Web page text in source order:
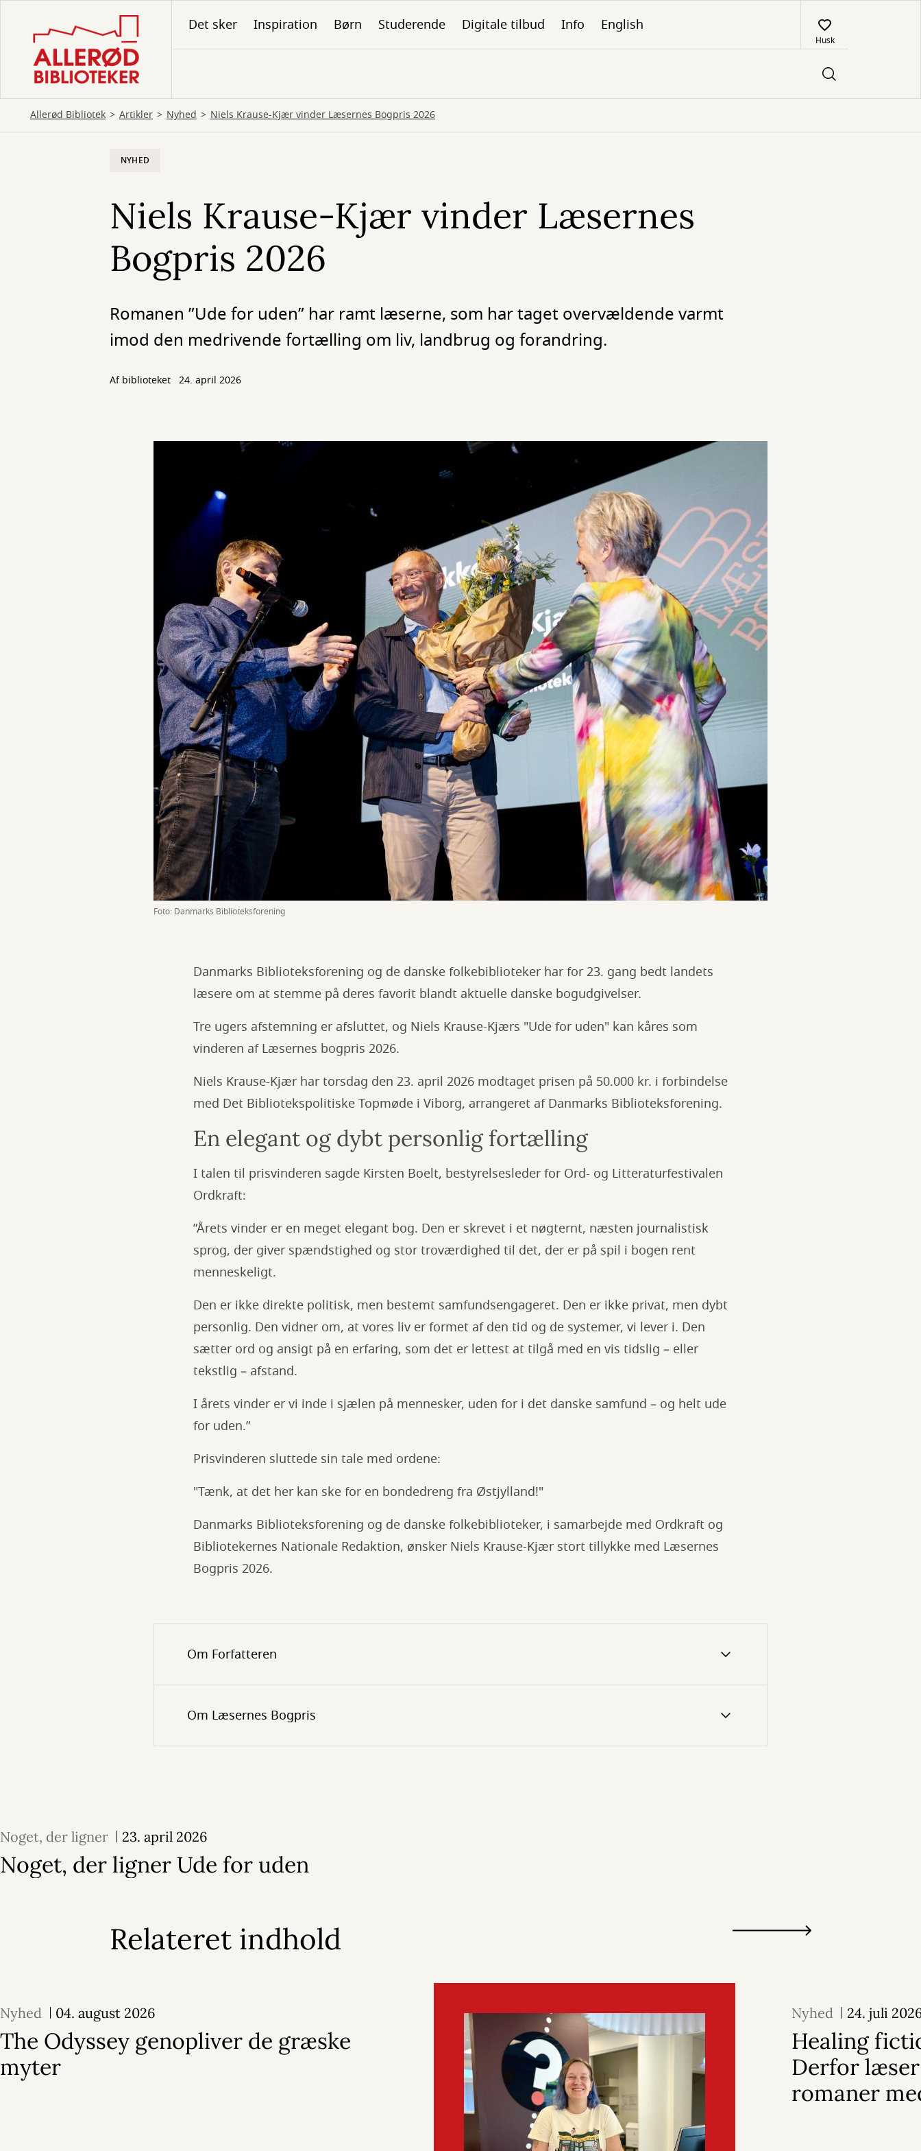
hovedindhold
Det sker Inspiration Børn Studerende Digitale tilbud Info English
Husk
Allerød Bibliotek Artikler Nyhed Niels Krause-Kjær vinder Læsernes Bogpris 2026
NYHED
Niels Krause-Kjær vinder Læsernes
Bogpris 2026
Romanen ”Ude for uden” har ramt læserne, som har taget overvældende varmt
imod den medrivende fortælling om liv, landbrug og forandring.
Af biblioteket 24. april 2026
Foto: Danmarks Biblioteksforening
Danmarks Biblioteksforening og de danske folkebiblioteker har for 23. gang bedt landets
læsere om at stemme på deres favorit blandt aktuelle danske bogudgivelser.
Tre ugers afstemning er afsluttet, og Niels Krause-Kjærs "Ude for uden" kan kåres som
vinderen af Læsernes bogpris 2026.
Niels Krause-Kjær har torsdag den 23. april 2026 modtaget prisen på 50.000 kr. i forbindelse
med Det Bibliotekspolitiske Topmøde i Viborg, arrangeret af Danmarks Biblioteksforening.
En elegant og dybt personlig fortælling
I talen til prisvinderen sagde Kirsten Boelt, bestyrelsesleder for Ord- og Litteraturfestivalen
Ordkraft:
”Årets vinder er en meget elegant bog. Den er skrevet i et nøgternt, næsten journalistisk
sprog, der giver spændstighed og stor troværdighed til det, der er på spil i bogen rent
menneskeligt.
Den er ikke direkte politisk, men bestemt samfundsengageret. Den er ikke privat, men dybt
personlig. Den vidner om, at vores liv er formet af den tid og de systemer, vi lever i. Den
sætter ord og ansigt på en erfaring, som det er lettest at tilgå med en vis tidslig – eller
tekstlig – afstand.
I årets vinder er vi inde i sjælen på mennesker, uden for i det danske samfund – og helt ude
for uden.”
Prisvinderen sluttede sin tale med ordene:
"Tænk, at det her kan ske for en bondedreng fra Østjylland!"
Danmarks Biblioteksforening og de danske folkebiblioteker, i samarbejde med Ordkraft og
Bibliotekernes Nationale Redaktion, ønsker Niels Krause-Kjær stort tillykke med Læsernes
Bogpris 2026.
Om Forfatteren
Om Læsernes Bogpris
Noget, der ligner 23. april 2026
Noget, der ligner Ude for uden
Relateret indhold
Nyhed 04. august 2026
The Odyssey genopliver de græske
myter
Nyhed 24. juli
Healing
Derfor
romaner